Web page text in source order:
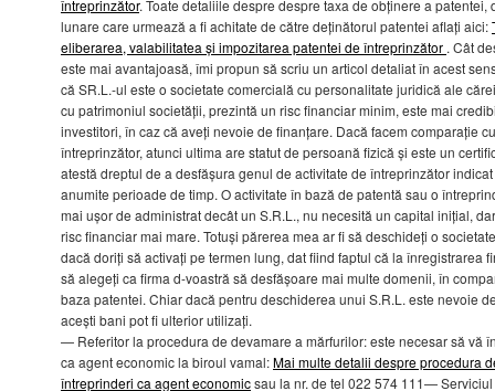
întreprinzător. Toate detaliile despre despre taxa de obținere a patentei,
lunare care urmează a fi achitate de către deținătorul patentei aflați aici:
eliberarea, valabilitatea și impozitarea patentei de întreprinzător . Cât
este mai avantajoasă, îmi propun să scriu un articol detaliat în acest
că SR.L.-ul este o societate comercială cu personalitate juridică ale
cu patrimoniul societății, prezintă un risc financiar minim, este mai
investitori, în caz că aveți nevoie de finanțare. Dacă facem comparație
întreprinzător, atunci ultima are statut de persoană fizică și este un
atestă dreptul de a desfășura genul de activitate de întreprinzător
anumite perioade de timp. O activitate în bază de patentă sau o
mai ușor de administrat decât un S.R.L., nu necesită un capital inițial,
risc financiar mai mare. Totuși părerea mea ar fi să deschideți o
dacă doriți să activați pe termen lung, dat fiind faptul că la înregistrarea
să alegeți ca firma d-voastră să desfășoare mai multe domenii, în
baza patentei. Chiar dacă pentru deschiderea unui S.R.L. este nevoie
acești bani pot fi ulterior utilizați.
— Referitor la procedura de devamare a mărfurilor: este necesar să vă
ca agent economic la biroul vamal:Mai multe detalii despre procedura
întreprinderi ca agent economicsau la nr. de tel 022 574 111— Serviciul